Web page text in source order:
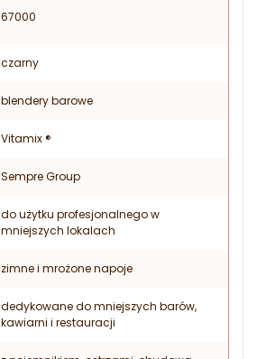
67000
czarny
blendery barowe
Vitamix ®
Sempre Group
do użytku profesjonalnego w
mniejszych lokalach
zimne i mrożone napoje
dedykowane do mniejszych barów,
kawiarni i restauracji